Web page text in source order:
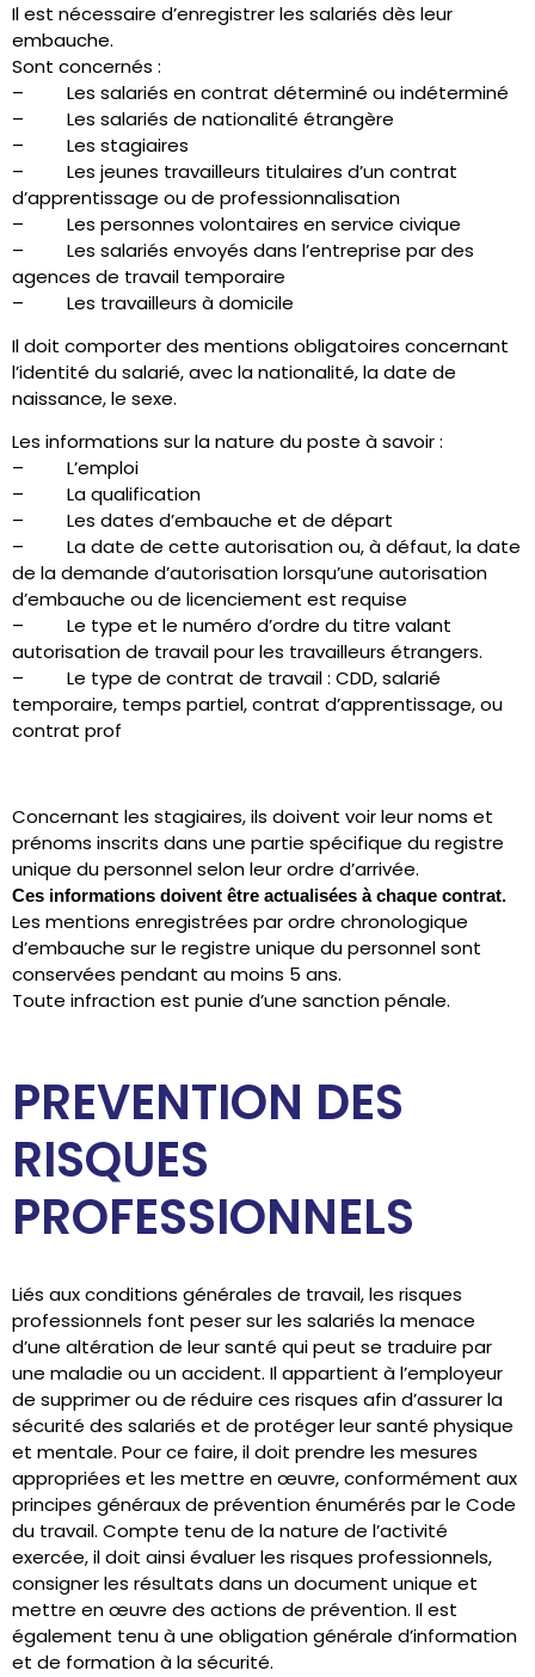
Il est nécessaire d’enregistrer les salariés dès leur
embauche.
Sont concernés :
– Les salariés en contrat déterminé ou indéterminé
– Les salariés de nationalité étrangère
– Les stagiaires
– Les jeunes travailleurs titulaires d’un contrat
d’apprentissage ou de professionnalisation
– Les personnes volontaires en service civique
– Les salariés envoyés dans l’entreprise par des
agences de travail temporaire
– Les travailleurs à domicile
Il doit comporter des mentions obligatoires concernant
l’identité du salarié, avec la nationalité, la date de
naissance, le sexe.
Les informations sur la nature du poste à savoir :
– L’emploi
– La qualification
– Les dates d’embauche et de départ
– La date de cette autorisation ou, à défaut, la date
de la demande d’autorisation lorsqu’une autorisation
d’embauche ou de licenciement est requise
– Le type et le numéro d’ordre du titre valant
autorisation de travail pour les travailleurs étrangers.
– Le type de contrat de travail : CDD, salarié
temporaire, temps partiel, contrat d’apprentissage, ou
contrat prof
Concernant les stagiaires, ils doivent voir leur noms et
prénoms inscrits dans une partie spécifique du registre
unique du personnel selon leur ordre d’arrivée.
Ces informations doivent être actualisées à chaque contrat.
Les mentions enregistrées par ordre chronologique
d’embauche sur le registre unique du personnel sont
conservées pendant au moins 5 ans.
Toute infraction est punie d’une sanction pénale.
PREVENTION DES
RISQUES
PROFESSIONNELS
Liés aux conditions générales de travail, les risques
professionnels font peser sur les salariés la menace
d’une altération de leur santé qui peut se traduire par
une maladie ou un accident. Il appartient à l’employeur
de supprimer ou de réduire ces risques afin d’assurer la
sécurité des salariés et de protéger leur santé physique
et mentale. Pour ce faire, il doit prendre les mesures
appropriées et les mettre en œuvre, conformément aux
principes généraux de prévention énumérés par le Code
du travail. Compte tenu de la nature de l’activité
exercée, il doit ainsi évaluer les risques professionnels,
consigner les résultats dans un document unique et
mettre en œuvre des actions de prévention. Il est
également tenu à une obligation générale d’information
et de formation à la sécurité.